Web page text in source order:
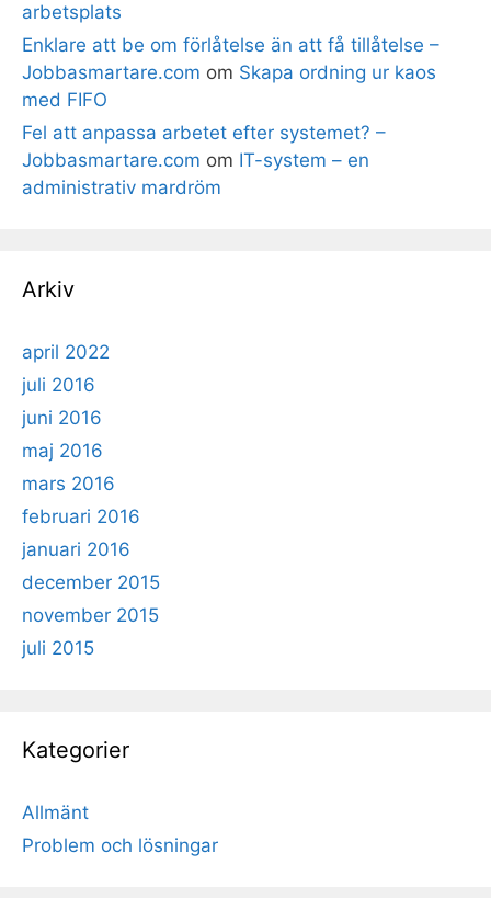
arbetsplats
Enklare att be om förlåtelse än att få tillåtelse –
Jobbasmartare.com om Skapa ordning ur kaos
med FIFO
Fel att anpassa arbetet efter systemet? –
Jobbasmartare.com om IT-system – en
administrativ mardröm
Arkiv
april 2022
juli 2016
juni 2016
maj 2016
mars 2016
februari 2016
januari 2016
december 2015
november 2015
juli 2015
Kategorier
Allmänt
Problem och lösningar